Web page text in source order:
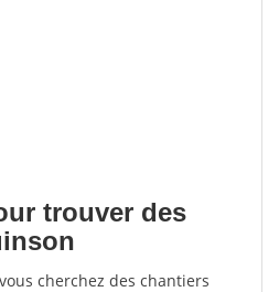
trouver des
cherchez des chantiers